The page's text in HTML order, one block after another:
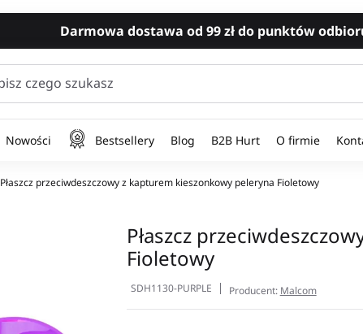
Darmowa dostawa od 99 zł do punktów
czego szukasz
Nowości Bestsellery Blog B2B Hurt O firmie
Płaszcz przeciwdeszczowy z kapturem kieszonkowy peleryna Fioletowy
Płaszcz
Fioletowy
SDH1130-PURPLE Producent: Malcom